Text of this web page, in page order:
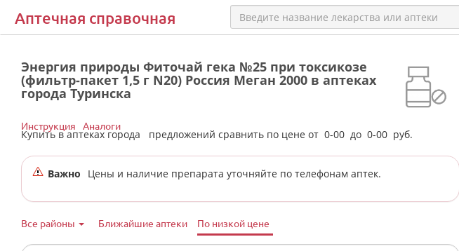
Аптечная справочная
Энергия природы Фиточай гека №25 при токсикозе
(фильтр-пакет 1,5 г N20) Россия Меган 2000 в аптеках
города Туринска
Купить в аптеках города предложений сравнить по цене от 0-00 до 0-00 руб.
Инструкция Аналоги
Важно Цены и наличие препарата уточняйте по телефонам аптек.
Все районы Ближайшие аптеки По низкой цене